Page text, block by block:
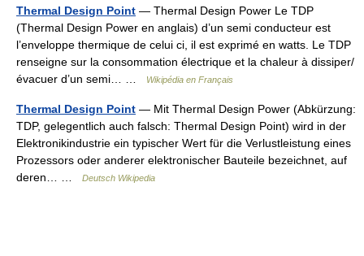
Thermal Design Point — Thermal Design Power Le TDP
(Thermal Design Power en anglais) d’un semi conducteur est
l’enveloppe thermique de celui ci, il est exprimé en watts. Le TDP
renseigne sur la consommation électrique et la chaleur à dissiper/
évacuer d’un semi… …
Wikipédia en Français
Thermal Design Point — Mit Thermal Design Power (Abkürzung:
TDP, gelegentlich auch falsch: Thermal Design Point) wird in der
Elektronikindustrie ein typischer Wert für die Verlustleistung eines
Prozessors oder anderer elektronischer Bauteile bezeichnet, auf
deren… …
Deutsch Wikipedia